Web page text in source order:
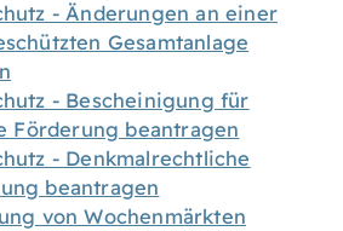
- Änderungen an einer
Gesamtanlage
- Bescheinigung für
Förderung beantragen
- Denkmalrechtliche
beantragen
von Wochenmärkten